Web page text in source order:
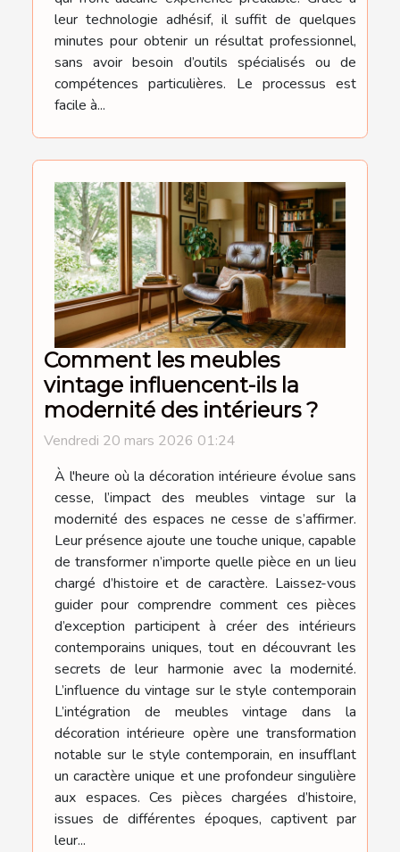
leur technologie adhésif, il suffit de quelques
minutes pour obtenir un résultat professionnel,
sans avoir besoin d’outils spécialisés ou de
compétences particulières. Le processus est
facile à...
Comment les meubles
vintage influencent-ils la
modernité des intérieurs ?
Vendredi 20 mars 2026 01:24
À l'heure où la décoration intérieure évolue sans
cesse, l’impact des meubles vintage sur la
modernité des espaces ne cesse de s’affirmer.
Leur présence ajoute une touche unique, capable
de transformer n’importe quelle pièce en un lieu
chargé d’histoire et de caractère. Laissez-vous
guider pour comprendre comment ces pièces
d’exception participent à créer des intérieurs
contemporains uniques, tout en découvrant les
secrets de leur harmonie avec la modernité.
L’influence du vintage sur le style contemporain
L’intégration de meubles vintage dans la
décoration intérieure opère une transformation
notable sur le style contemporain, en insufflant
un caractère unique et une profondeur singulière
aux espaces. Ces pièces chargées d’histoire,
issues de différentes époques, captivent par
leur...